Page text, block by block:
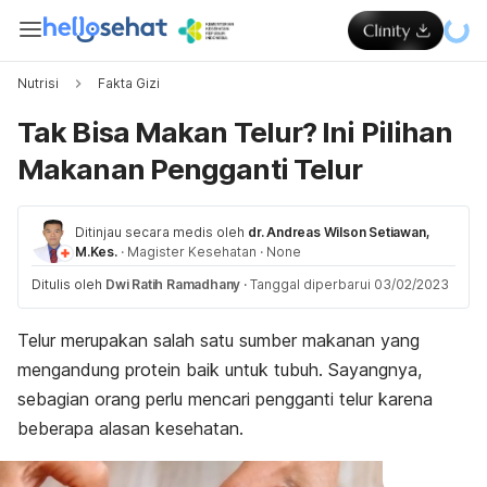
Nutrisi Fakta Gizi
Tak Bisa Makan Telur? Ini Pilihan
Makanan Pengganti Telur
Ditinjau secara medis oleh dr. Andreas Wilson Setiawan,
M.Kes. · Magister Kesehatan · None
Ditulis oleh Dwi Ratih Ramadhany · Tanggal diperbarui 03/02/2023
Telur merupakan salah satu sumber makanan yang
mengandung protein baik untuk tubuh. Sayangnya,
sebagian orang perlu mencari pengganti telur karena
beberapa alasan kesehatan.